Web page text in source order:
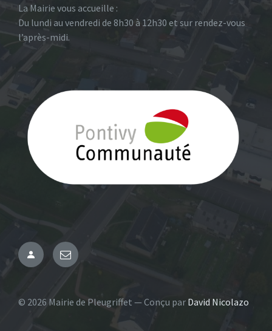
La Mairie vous accueille :
Du lundi au vendredi de 8h30 à 12h30 et sur rendez-vous
l’après-midi.
Administration
Email
© 2026 Mairie de Pleugriffet — Conçu par David Nicolazo